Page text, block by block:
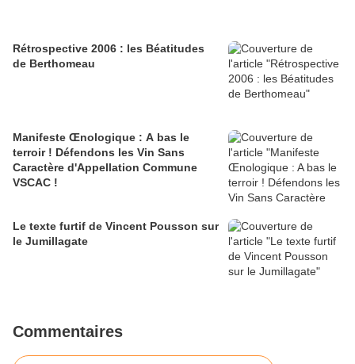
Rétrospective 2006 : les Béatitudes
de Berthomeau
Manifeste Œnologique : A bas le
terroir ! Défendons les Vin Sans
Caractère d'Appellation Commune
VSCAC !
Le texte furtif de Vincent Pousson sur
le Jumillagate
Commentaires